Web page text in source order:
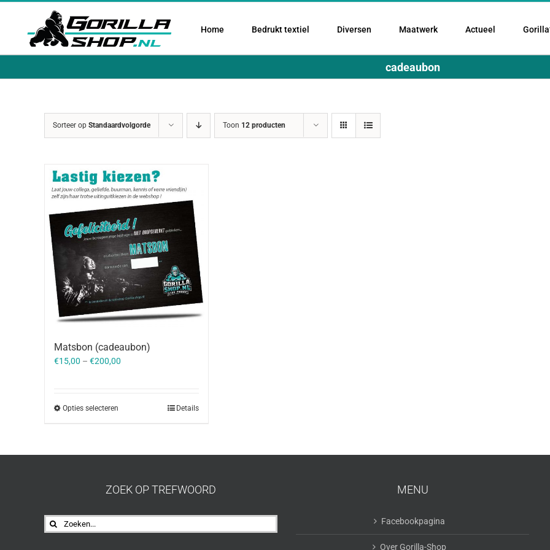
Ga
Home Bedrukt textiel Diversen Maatwerk Actueel
cadeaubon
Sorteer op Standaardvolgorde Toon 12 producten
Matsbon (cadeaubon)
€15,00 – €200,00
Opties selecteren Details
ZOEK OP TREFWOORD
Zoeken
naar:
MENU
Facebookpagina
Over Gorilla-Shop